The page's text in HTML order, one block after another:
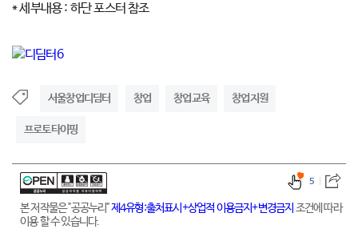
* 세부내용 : 하단 포스터 참조
서울창업디딤터 창업 창업교육 창업지원
프로토타이핑
본 저작물은 "공공누리"제4유형:출처표시+상업적 이용금지+변경금지 조건에 따라
이용 할 수 있습니다.
5